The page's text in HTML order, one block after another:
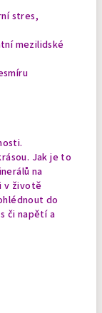
stres,
mezilidské
Jak je to
na
v životě
do
či napětí a